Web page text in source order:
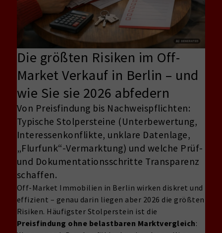
Die größten Risiken im Off-
Market Verkauf in Berlin – und
wie Sie sie 2026 abfedern
Von Preisfindung bis Nachweispflichten:
Typische Stolpersteine (Unterbewertung,
Interessenkonflikte, unklare Datenlage,
„Flurfunk“-Vermarktung) und welche Prüf-
und Dokumentationsschritte Transparenz
schaffen.
Off-Market Immobilien in Berlin wirken diskret und
effizient – genau darin liegen aber 2026 die größten
Risiken. Häufigster Stolperstein ist die
Preisfindung ohne belastbaren Marktvergleich: